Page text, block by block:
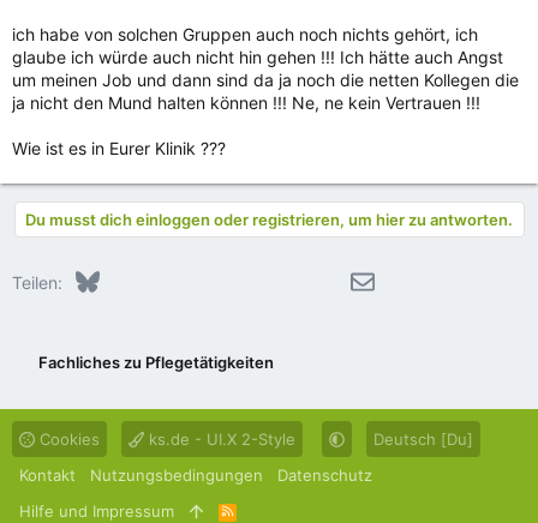
ich habe von solchen Gruppen auch noch nichts gehört, ich
glaube ich würde auch nicht hin gehen !!! Ich hätte auch Angst
um meinen Job und dann sind da ja noch die netten Kollegen die
ja nicht den Mund halten können !!! Ne, ne kein Vertrauen !!!
Wie ist es in Eurer Klinik ???
Du musst dich einloggen oder registrieren, um hier zu antworten.
Teilen: Bluesky WhatsApp
E-Mail
Fachliches zu Pflegetätigkeiten
Cookies ks.de - UI.X 2-Style
Deutsch [Du]
Kontakt
Nutzungsbedingungen
Datenschutz
Hilfe und Impressum
R